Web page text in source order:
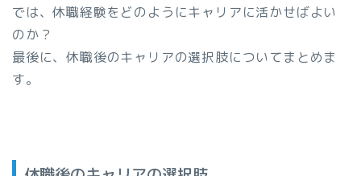
では、休職経験をどのようにキャリアに活かせばよい
のか？
最後に、休職後のキャリアの選択肢についてまとめま
す。